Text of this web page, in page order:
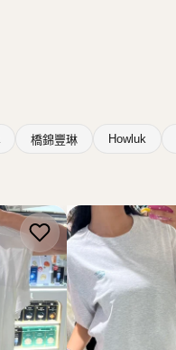
橋錦豐琳 Howluk